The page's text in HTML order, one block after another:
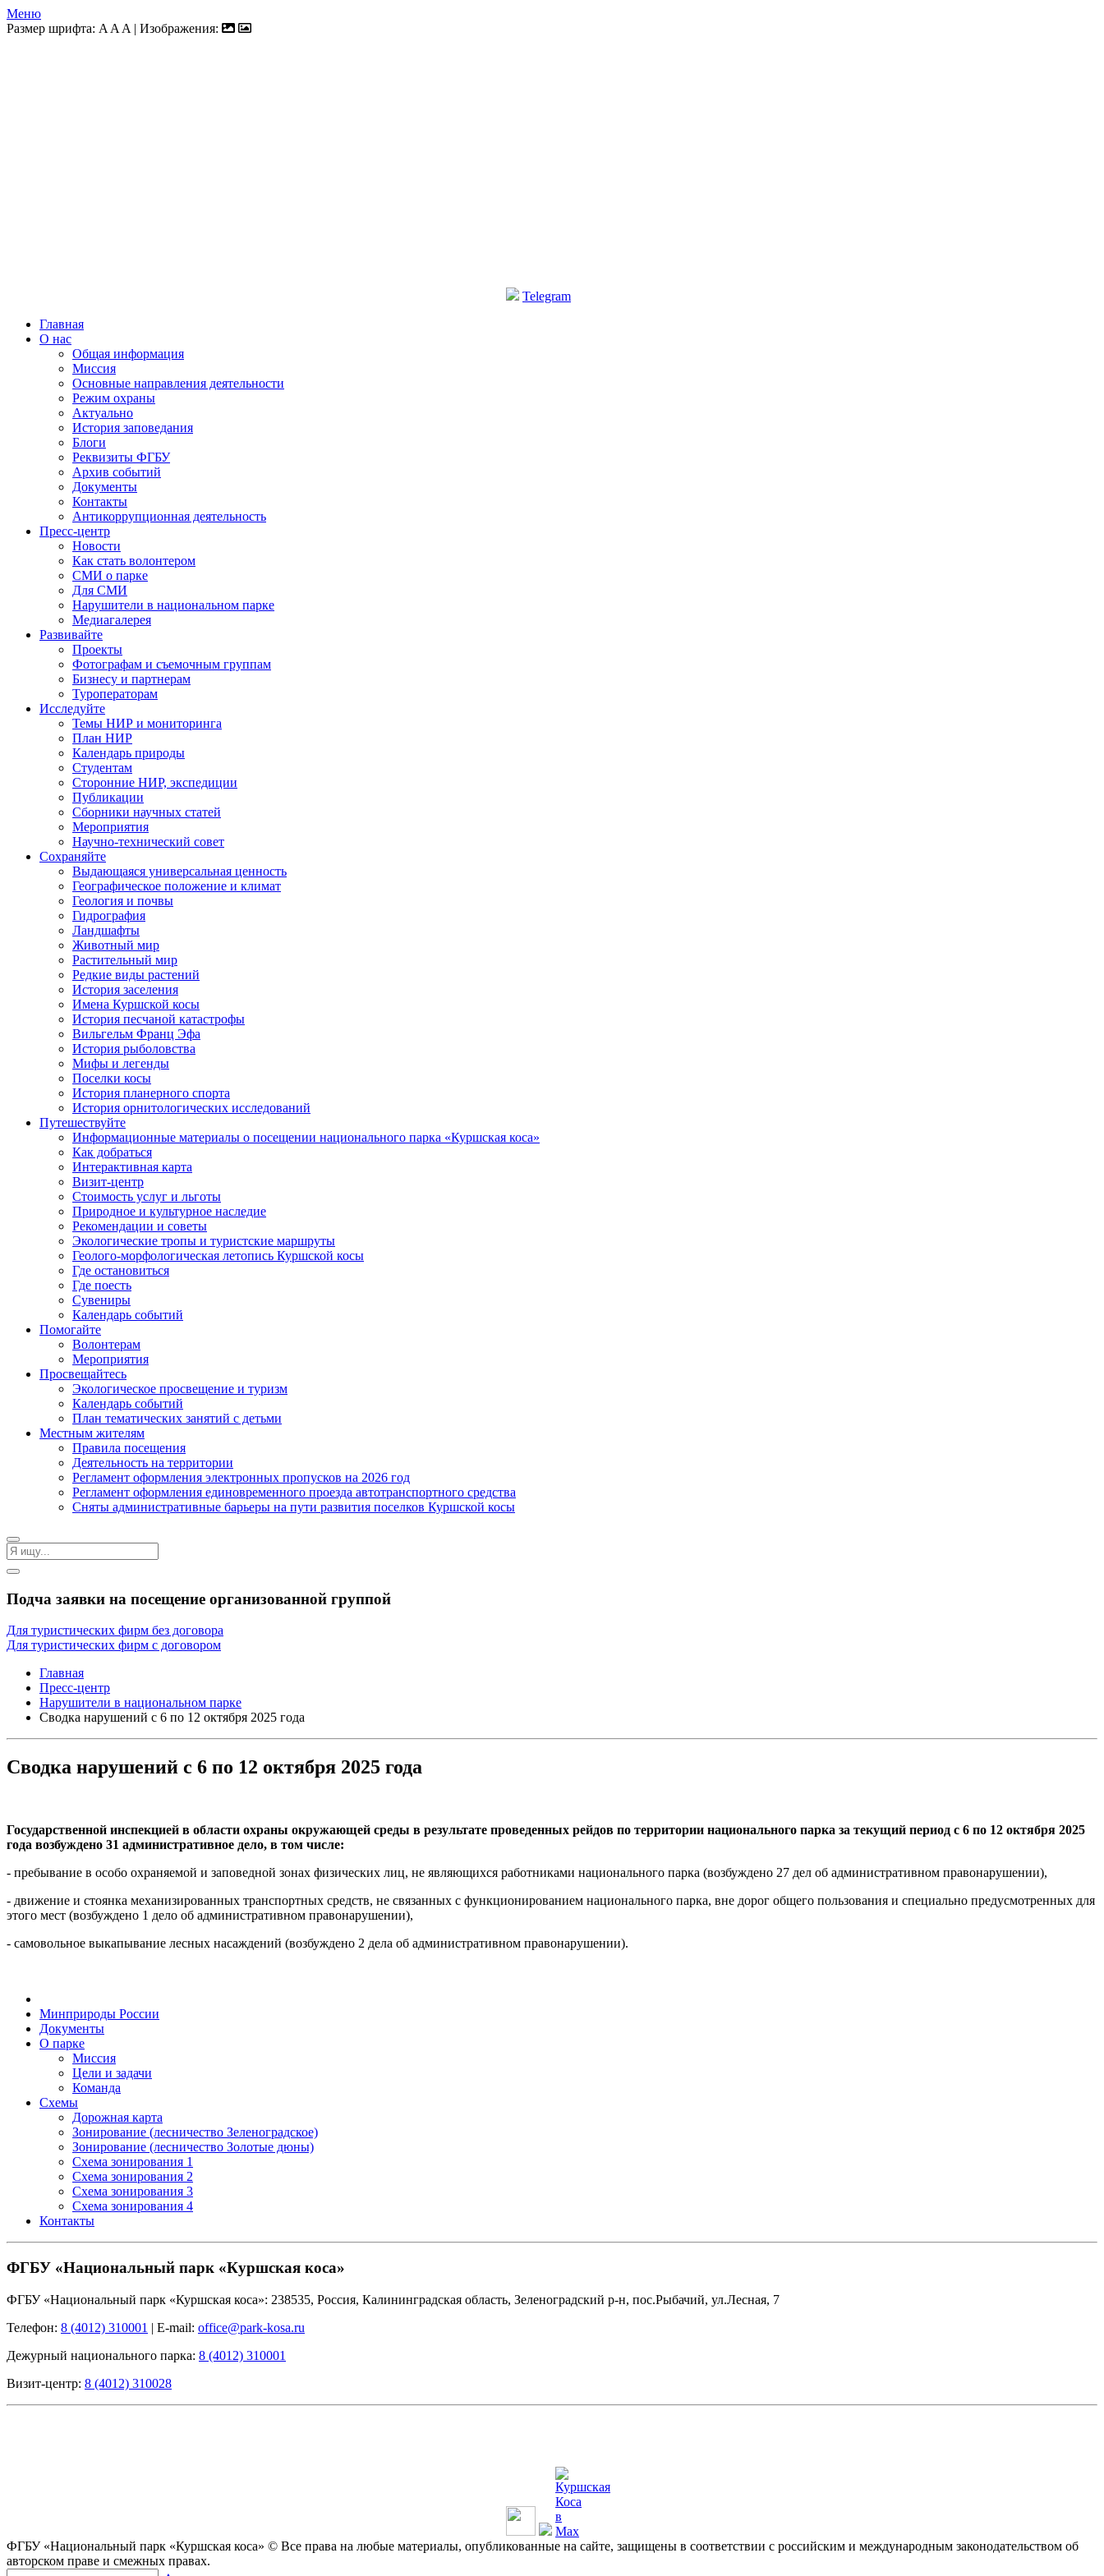
Меню
Размер шрифта: A A A | Изображения:
Telegram
Главная
О нас
Общая информация
Миссия
Основные направления деятельности
Режим охраны
Актуально
История заповедания
Блоги
Реквизиты ФГБУ
Архив событий
Документы
Контакты
Антикоррупционная деятельность
Пресс-центр
Новости
Как стать волонтером
СМИ о парке
Для СМИ
Нарушители в национальном парке
Медиагалерея
Развивайте
Проекты
Фотографам и съемочным группам
Бизнесу и партнерам
Туроператорам
Исследуйте
Темы НИР и мониторинга
План НИР
Календарь природы
Студентам
Сторонние НИР, экспедиции
Публикации
Сборники научных статей
Мероприятия
Научно-технический совет
Сохраняйте
Выдающаяся универсальная ценность
Географическое положение и климат
Геология и почвы
Гидрография
Ландшафты
Животный мир
Растительный мир
Редкие виды растений
История заселения
Имена Куршской косы
История песчаной катастрофы
Вильгельм Франц Эфа
История рыболовства
Мифы и легенды
Поселки косы
История планерного спорта
История орнитологических исследований
Путешествуйте
Информационные материалы о посещении национального парка «Куршская коса»
Как добраться
Интерактивная карта
Визит-центр
Стоимость услуг и льготы
Природное и культурное наследие
Рекомендации и советы
Экологические тропы и туристские маршруты
Геолого-морфологическая летопись Куршской косы
Где остановиться
Где поесть
Сувениры
Календарь событий
Помогайте
Волонтерам
Мероприятия
Просвещайтесь
Экологическое просвещение и туризм
Календарь событий
План тематических занятий с детьми
Местным жителям
Правила посещения
Деятельность на территории
Регламент оформления электронных пропусков на 2026 год
Регламент оформления единовременного проезда автотранспортного средства
Сняты административные барьеры на пути развития поселков Куршской косы
Подча заявки на посещение организованной группой
Для туристических фирм без договора
Для туристических фирм с договором
Главная
Пресс-центр
Нарушители в национальном парке
Сводка нарушений с 6 по 12 октября 2025 года
Сводка нарушений с 6 по 12 октября 2025 года
Государственной инспекцией в области охраны окружающей среды в результате проведенных рейдов по территории национального парка за текущий период с 6 по 12 октября 2025
года возбуждено 31 административное дело, в том числе:
- пребывание в особо охраняемой и заповедной зонах физических лиц, не являющихся работниками национального парка (возбуждено 27 дел об административном правонарушении),
- движение и стоянка механизированных транспортных средств, не связанных с функционированием национального парка, вне дорог общего пользования и специально предусмотренных для
этого мест (возбуждено 1 дело об административном правонарушении),
- самовольное выкапывание лесных насаждений (возбуждено 2 дела об административном правонарушении).
Минприроды России
Документы
О парке
Миссия
Цели и задачи
Команда
Схемы
Дорожная карта
Зонирование (лесничество Зеленоградское)
Зонирование (лесничество Золотые дюны)
Схема зонирования 1
Схема зонирования 2
Схема зонирования 3
Схема зонирования 4
Контакты
ФГБУ «Национальный парк «Куршская коса»
ФГБУ «Национальный парк «Куршская коса»: 238535, Россия, Калининградская область, Зеленоградский р-н, пос.Рыбачий, ул.Лесная, 7
Телефон: 8 (4012) 310001 | E-mail: office@park-kosa.ru
Дежурный национального парка: 8 (4012) 310001
Визит-центр: 8 (4012) 310028
ФГБУ «Национальный парк «Куршская коса» © Все права на любые материалы, опубликованные на сайте, защищены в соответствии с российским и международным законодательством об
авторском праве и смежных правах.